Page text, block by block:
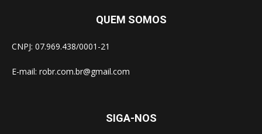
QUEM SOMOS
CNPJ: 07.969.438/0001-21
E-mail: robr.com.br@gmail.com
SIGA-NOS